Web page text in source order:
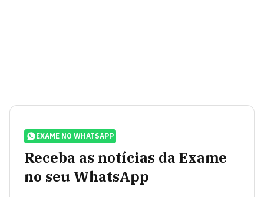
EXAME NO WHATSAPP
Receba as notícias da Exame
no seu WhatsApp